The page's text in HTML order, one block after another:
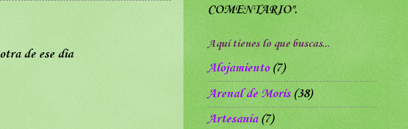
de ese dia
COMENTARIO".
Aquí tienes lo que buscas...
Alojamiento (7)
Arenal de Morís (38)
Artesanía (7)